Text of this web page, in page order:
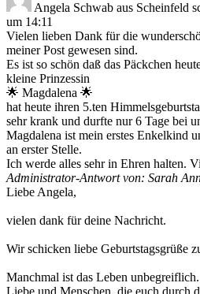
Angela Schwab aus Scheinfeld
um 14:11
Vielen lieben Dank für die
meiner Post gewesen sind.
Es ist so schön daß das Päckchen
kleine Prinzessin
🌟 Magdalena 🌟
hat heute ihren 5.ten
sehr krank und durfte nur 6 Tage bei
Magdalena ist mein erstes Enkelkind
an erster Stelle.
Ich werde alles sehr in Ehren halten.
Administrator-Antwort von: Sarah
Liebe Angela,
vielen dank für deine Nachricht.
Wir schicken liebe Geburtstagsgrüße
Manchmal ist das Leben